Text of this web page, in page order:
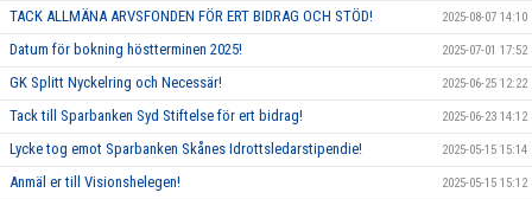
TACK ALLMÄNA ARVSFONDEN FÖR ERT BIDRAG OCH STÖD! 2025-08-07 14:10
Datum för bokning höstterminen 2025! 2025-07-01 17:52
GK Splitt Nyckelring och Necessär! 2025-06-25 12:22
Tack till Sparbanken Syd Stiftelse för ert bidrag! 2025-06-23 14:12
Lycke tog emot Sparbanken Skånes Idrottsledarstipendie! 2025-05-15 15:14
Anmäl er till Visionshelegen! 2025-05-15 15:12